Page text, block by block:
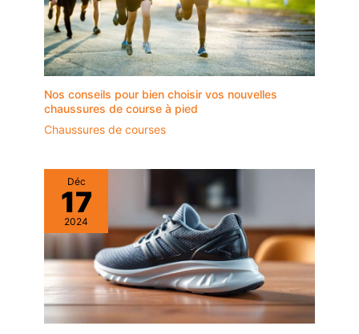
Nos conseils pour bien choisir vos nouvelles
chaussures de course à pied
Chaussures de courses
Déc
17
2024